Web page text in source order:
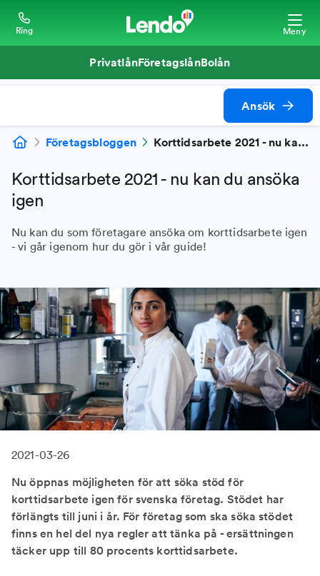
Ring Meny
PrivatlånFöretagslånBolån
Ansök
Företagsbloggen Korttidsarbete 2021 - nu kan du ansöka igen
Korttidsarbete 2021 - nu kan du ansöka
igen
Nu kan du som företagare ansöka om korttidsarbete igen
- vi går igenom hur du gör i vår guide!
2021-03-26
Nu öppnas möjligheten för att söka stöd för
korttidsarbete igen för svenska företag. Stödet har
förlängts till juni i år. För företag som ska söka stödet
finns en hel del nya regler att tänka på - ersättningen
täcker upp till 80 procents korttidsarbete.